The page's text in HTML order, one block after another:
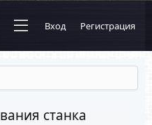
Вход Регистрация
станка